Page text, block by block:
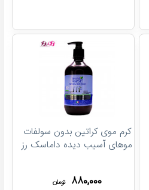
کرم موی کراتین بدون سولفات
موهای آسیب دیده داماسک رز
۸۸۰,۰۰۰ تومان